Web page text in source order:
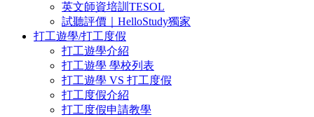
英文師資培訓TESOL
試聽評價｜HelloStudy獨家
打工遊學/打工度假
打工遊學介紹
打工遊學 學校列表
打工遊學 VS 打工度假
打工度假介紹
打工度假申請教學